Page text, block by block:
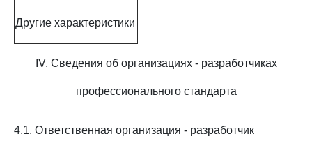
Другие характеристики
IV. Сведения об организациях - разработчиках
профессионального стандарта
4.1. Ответственная организация - разработчик